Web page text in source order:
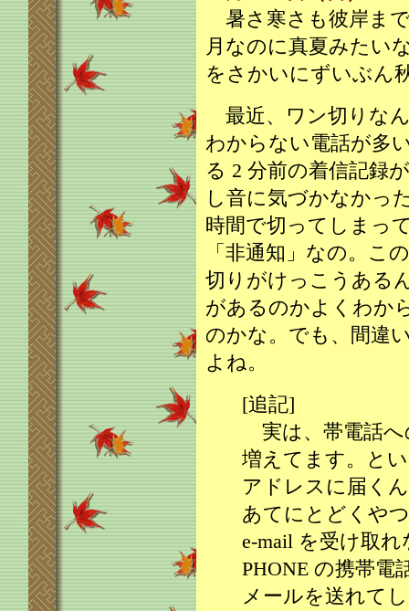
暑さ寒さも彼岸ま
月なのに真夏みたい
をさかいにずいぶん
最近、ワン切りな
わからない電話が多
る 2 分前の着信記録
し音に気づかなかっ
時間で切ってしまっ
「非通知」なの。こ
切りがけっこうある
があるのかよくわか
のかな。でも、間違
よね。
[追記]
実は、帯電話へ
増えてます。と
アドレスに届く
あてにとどくや
e-mail を受け取
PHONE の携帯電
メールを送れて